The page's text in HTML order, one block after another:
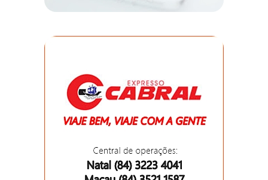
COMPETIÇÃO
COMPROMISSO
CONFERÊNCIA
SAÚDE
CONQUISTA